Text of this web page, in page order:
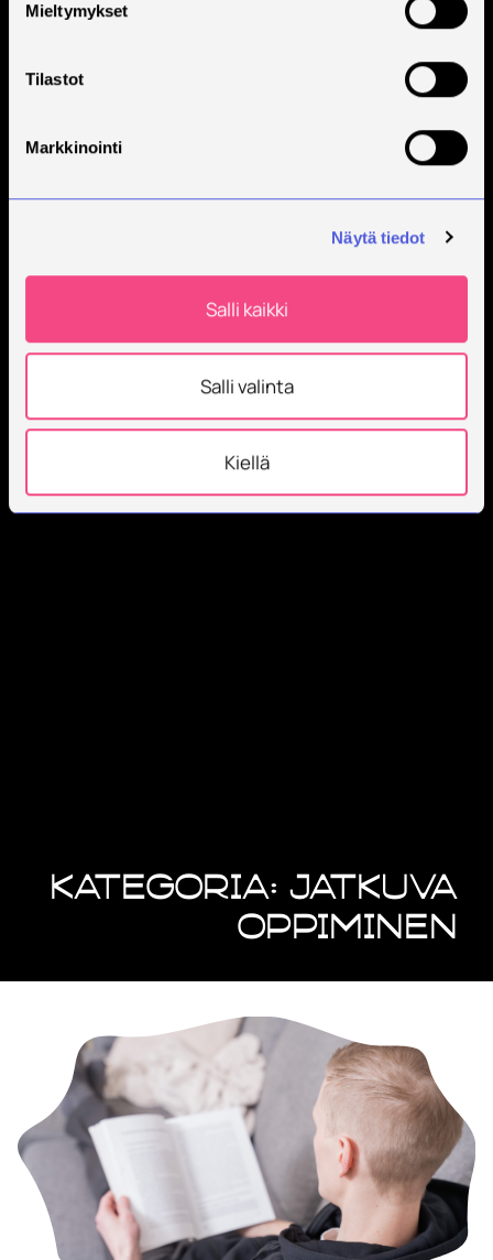
Mieltymykset
Tilastot
Markkinointi
Näytä tiedot
Salli kaikki
Salli valinta
Kiellä
Kategoria: Jatkuva
oppiminen